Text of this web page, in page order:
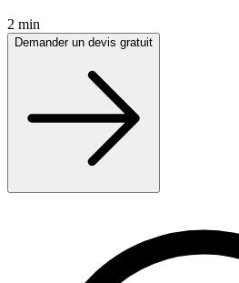
2 min
Demander un devis gratuit